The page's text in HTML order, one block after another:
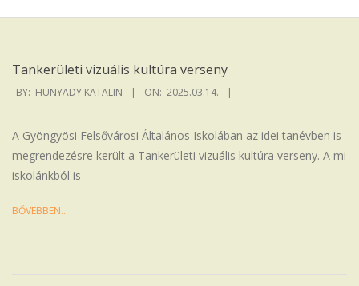
Iskola
Tankerületi vizuális kultúra verseny
2025-
BY: HUNYADY KATALIN ON: 2025.03.14.
A Gyöngyösi Felsővárosi Általános Iskolában az idei tanévben is
megrendezésre került a Tankerületi vizuális kultúra verseny. A mi
iskolánkból is
BŐVEBBEN…